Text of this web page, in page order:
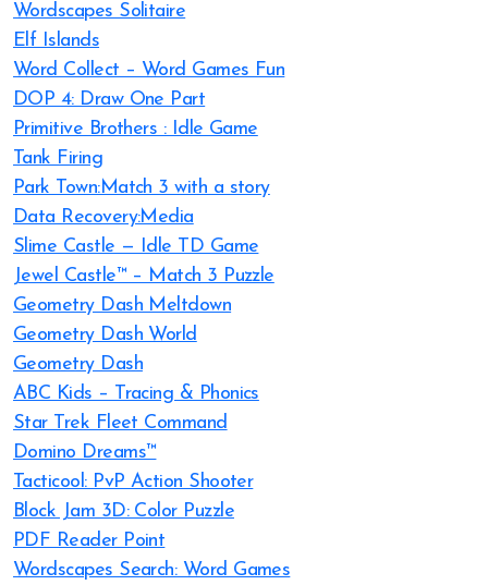
Wordscapes Solitaire
Elf Islands
Word Collect – Word Games Fun
DOP 4: Draw One Part
Primitive Brothers : Idle Game
Tank Firing
Park Town:Match 3 with a story
Data Recovery:Media
Slime Castle — Idle TD Game
Jewel Castle™ – Match 3 Puzzle
Geometry Dash Meltdown
Geometry Dash World
Geometry Dash
ABC Kids – Tracing & Phonics
Star Trek Fleet Command
Domino Dreams™
Tacticool: PvP Action Shooter
Block Jam 3D: Color Puzzle
PDF Reader Point
Wordscapes Search: Word Games